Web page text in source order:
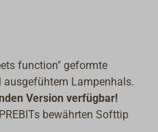
function" geformte
ausgefühtem Lampenhals.
Version verfügbar!
bewährten Softtip